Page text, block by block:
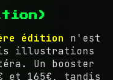
édition n'est
illustrations
Un booster
et 165€, tandis